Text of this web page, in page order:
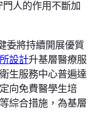
人的作用不斷加
委將持續開展優質
設計升基層醫療服
生服務中心普遍達
向免費醫學生培
綜合措施，為基層